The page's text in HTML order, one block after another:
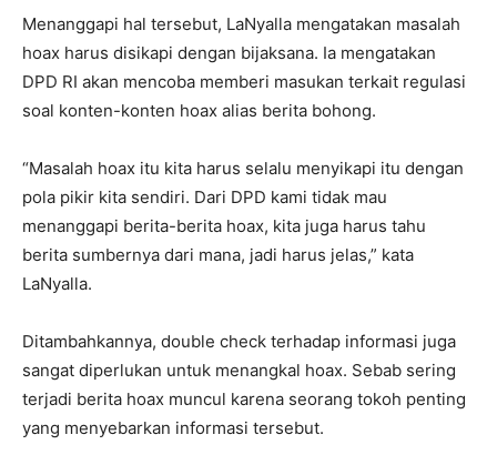
Menanggapi hal tersebut, LaNyalla mengatakan masalah
hoax harus disikapi dengan bijaksana. Ia mengatakan
DPD RI akan mencoba memberi masukan terkait regulasi
soal konten-konten hoax alias berita bohong.
“Masalah hoax itu kita harus selalu menyikapi itu dengan
pola pikir kita sendiri. Dari DPD kami tidak mau
menanggapi berita-berita hoax, kita juga harus tahu
berita sumbernya dari mana, jadi harus jelas,” kata
LaNyalla.
Ditambahkannya, double check terhadap informasi juga
sangat diperlukan untuk menangkal hoax. Sebab sering
terjadi berita hoax muncul karena seorang tokoh penting
yang menyebarkan informasi tersebut.